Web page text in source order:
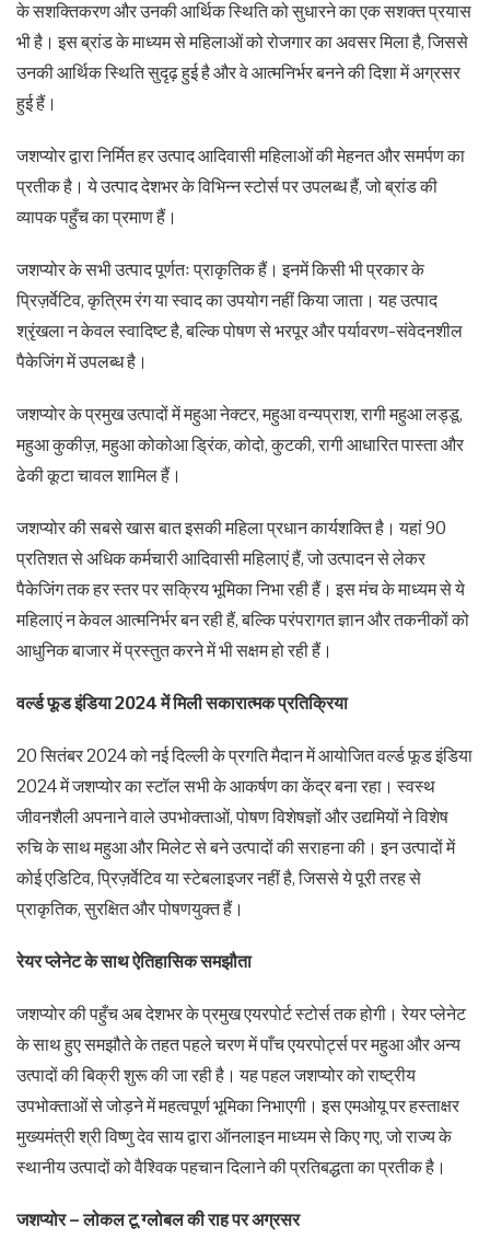
के सशक्तिकरण और उनकी आर्थिक स्थिति को सुधारने का एक सशक्त प्रयास
भी है। इस ब्रांड के माध्यम से महिलाओं को रोजगार का अवसर मिला है, जिससे
उनकी आर्थिक स्थिति सुदृढ़ हुई है और वे आत्मनिर्भर बनने की दिशा में अग्रसर
हुई हैं।
जशप्योर द्वारा निर्मित हर उत्पाद आदिवासी महिलाओं की मेहनत और समर्पण का
प्रतीक है। ये उत्पाद देशभर के विभिन्न स्टोर्स पर उपलब्ध हैं, जो ब्रांड की
व्यापक पहुँच का प्रमाण हैं।
जशप्योर के सभी उत्पाद पूर्णतः प्राकृतिक हैं। इनमें किसी भी प्रकार के
प्रिज़र्वेटिव, कृत्रिम रंग या स्वाद का उपयोग नहीं किया जाता। यह उत्पाद
श्रृंखला न केवल स्वादिष्ट है, बल्कि पोषण से भरपूर और पर्यावरण-संवेदनशील
पैकेजिंग में उपलब्ध है।
जशप्योर के प्रमुख उत्पादों में महुआ नेक्टर, महुआ वन्यप्राश, रागी महुआ लड्डू,
महुआ कुकीज़, महुआ कोकोआ ड्रिंक, कोदो, कुटकी, रागी आधारित पास्ता और
ढेकी कूटा चावल शामिल हैं।
जशप्योर की सबसे खास बात इसकी महिला प्रधान कार्यशक्ति है। यहां 90
प्रतिशत से अधिक कर्मचारी आदिवासी महिलाएं हैं, जो उत्पादन से लेकर
पैकेजिंग तक हर स्तर पर सक्रिय भूमिका निभा रही हैं। इस मंच के माध्यम से ये
महिलाएं न केवल आत्मनिर्भर बन रही हैं, बल्कि परंपरागत ज्ञान और तकनीकों को
आधुनिक बाजार में प्रस्तुत करने में भी सक्षम हो रही हैं।
वर्ल्ड फूड इंडिया 2024 में मिली सकारात्मक प्रतिक्रिया
20 सितंबर 2024 को नई दिल्ली के प्रगति मैदान में आयोजित वर्ल्ड फूड इंडिया
2024 में जशप्योर का स्टॉल सभी के आकर्षण का केंद्र बना रहा। स्वस्थ
जीवनशैली अपनाने वाले उपभोक्ताओं, पोषण विशेषज्ञों और उद्यमियों ने विशेष
रुचि के साथ महुआ और मिलेट से बने उत्पादों की सराहना की। इन उत्पादों में
कोई एडिटिव, प्रिज़र्वेटिव या स्टेबलाइजर नहीं है, जिससे ये पूरी तरह से
प्राकृतिक, सुरक्षित और पोषणयुक्त हैं।
रेयर प्लेनेट के साथ ऐतिहासिक समझौता
जशप्योर की पहुँच अब देशभर के प्रमुख एयरपोर्ट स्टोर्स तक होगी। रेयर प्लेनेट
के साथ हुए समझौते के तहत पहले चरण में पाँच एयरपोर्ट्स पर महुआ और अन्य
उत्पादों की बिक्री शुरू की जा रही है। यह पहल जशप्योर को राष्ट्रीय
उपभोक्ताओं से जोड़ने में महत्वपूर्ण भूमिका निभाएगी। इस एमओयू पर हस्ताक्षर
मुख्यमंत्री श्री विष्णु देव साय द्वारा ऑनलाइन माध्यम से किए गए, जो राज्य के
स्थानीय उत्पादों को वैश्विक पहचान दिलाने की प्रतिबद्धता का प्रतीक है।
जशप्योर – लोकल टू ग्लोबल की राह पर अग्रसर